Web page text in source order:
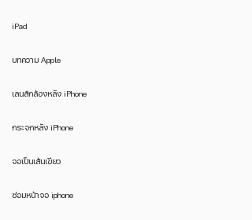
iPad
บทความ Apple
เลนส์กล้องหลัง iPhone
กระจกหลัง iPhone
จอเป็นเส้นเขียว
ซ่อมหน้าจอ iphone